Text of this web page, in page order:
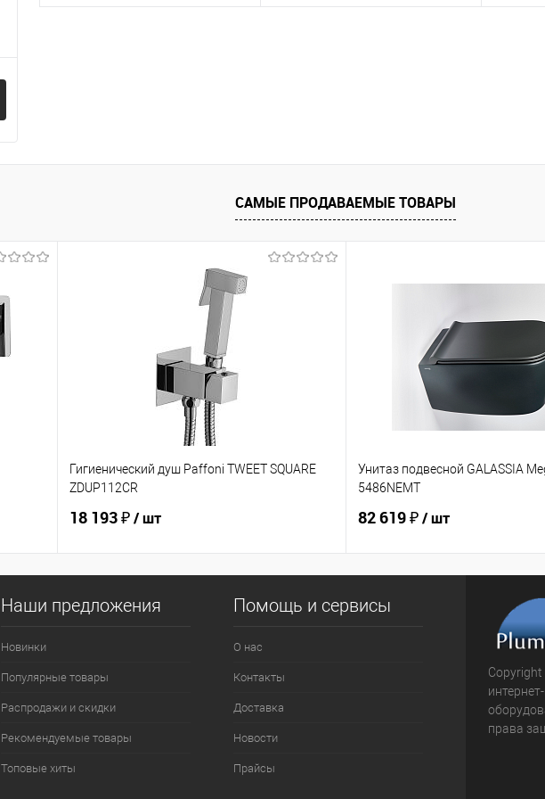
САМЫЕ ПРОДАВАЕМЫЕ ТОВАРЫ
Гигиенический душ Paffoni TWEET SQUARE
ZDUP112CR
18 193 ₽/ шт
Унитаз подвесной GALASSIA
5486NEMT
82 619 ₽/ шт
Наши предложения
Новинки
Популярные товары
Распродажи и скидки
Рекомендуемые товары
Топовые хиты
Помощь и сервисы
О нас
Контакты
Доставка
Новости
Прайсы
права